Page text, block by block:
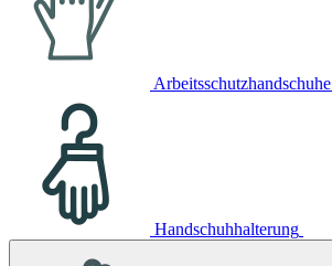
Arbeitsschutzhandschuhe
Handschuhhalterung